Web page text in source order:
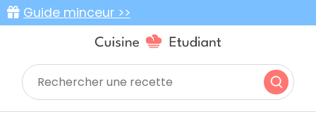
Guide minceur >>